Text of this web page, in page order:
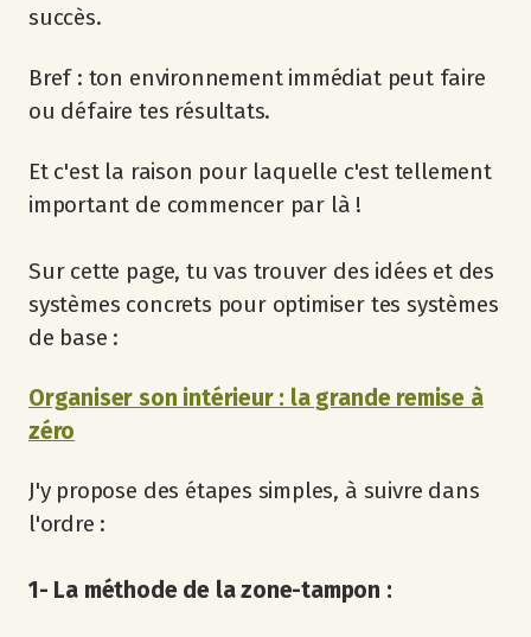
succès.
Bref : ton environnement immédiat peut faire
ou défaire tes résultats.
Et c'est la raison pour laquelle c'est tellement
important de commencer par là !
Sur cette page, tu vas trouver des idées et des
systèmes concrets pour optimiser tes systèmes
de base :
Organiser son intérieur : la grande remise à
zéro
J'y propose des étapes simples, à suivre dans
l'ordre :
1- La méthode de la zone-tampon :